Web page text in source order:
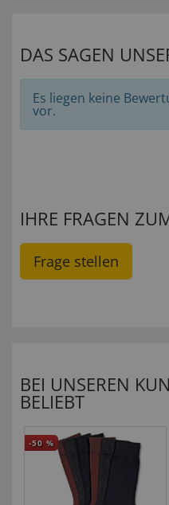
DAS SAGEN
Es liegen keine
vor.
IHRE FRAGEN
Frage stellen
BEI UNSEREN
BELIEBT
-50 %